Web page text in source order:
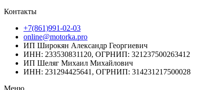
Контакты
+7(861)991-02-03
online@motorka.pro
ИП Широкян Александр Георгиевич
ИНН: 233530831120, ОГРНИП: 321237500263412
ИП Шеляг Михаил Михайлович
ИНН: 231294425641, ОГРНИП: 314231217500028